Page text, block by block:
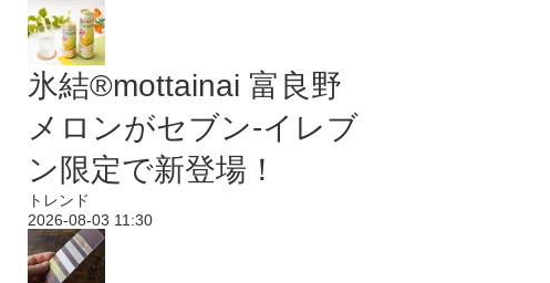
氷結®mottainai 富良野
メロンがセブン‐イレブ
ン限定で新登場！
トレンド
2026-08-03 11:30